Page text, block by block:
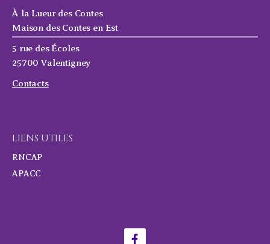
À la Lueur des Contes
Maison des Contes en Est
5 rue des Écoles
25700 Valentigney
Contacts
LIENS UTILES
RNCAP
APACC